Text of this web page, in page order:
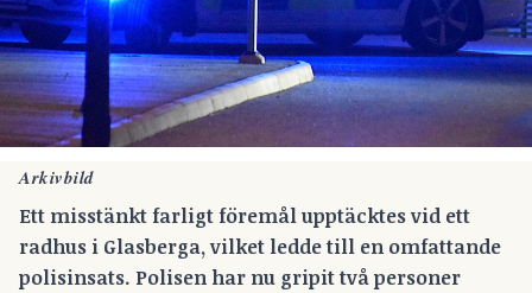
Arkivbild
Ett misstänkt farligt föremål upptäcktes vid ett
radhus i Glasberga, vilket ledde till en omfattande
polisinsats. Polisen har nu gripit två personer